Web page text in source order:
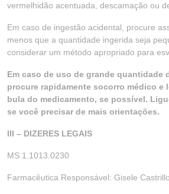
vermelhidão acentuada, descamação ou
Em caso de ingestão acidental, procure
menos que a quantidade ingerida seja
considerar um método apropriado para
Em caso de uso de grande quantidade
procure rapidamente socorro médico e
bula do medicamento, se possível.
se você precisar de mais orientações.
III – DIZERES LEGAIS
MS 1.1013.0230
Farmacêutica Responsável: Gisele